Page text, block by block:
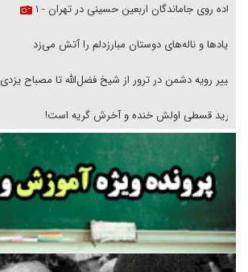
پیاده روی جاماندگان اربعین حسینی در تهران - ۱
فریاد‌ها و ناله‌های دوستان مبارزدلم را آتش می‌زد
تغییر رویه دشمن در ترور از شیخ فضل‌الله تا مصباح یزدی
خرید قسطی اولش خنده و آخرش گریه است!
فوتبال و آن «بالا»!
راهبرد غافلگیری با نسل جدید پهپاد‌ها
جنجال پزشکان تقلبی در صنعت زیبایی
یهودی‌ها در ادبیات داستانی اروپا؛ از شکسپیر تا دیکنز